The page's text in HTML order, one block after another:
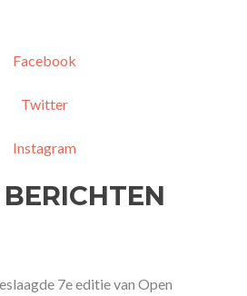
Facebook
Twitter
Instagram
7e editie van Open